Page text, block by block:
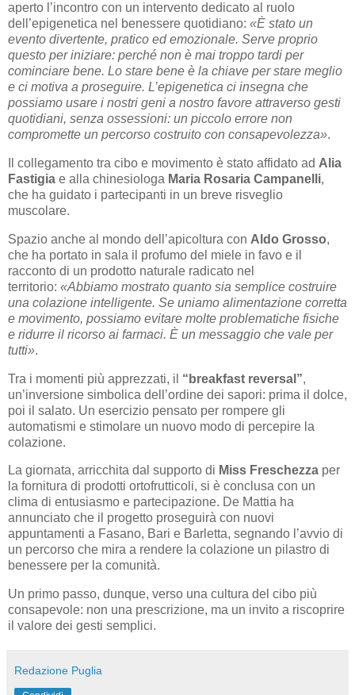
aperto l’incontro con un intervento dedicato al ruolo
dell’epigenetica nel benessere quotidiano: «È stato un
evento divertente, pratico ed emozionale. Serve proprio
questo per iniziare: perché non è mai troppo tardi per
cominciare bene. Lo stare bene è la chiave per stare meglio
e ci motiva a proseguire. L’epigenetica ci insegna che
possiamo usare i nostri geni a nostro favore attraverso gesti
quotidiani, senza ossessioni: un piccolo errore non
compromette un percorso costruito con consapevolezza».
Il collegamento tra cibo e movimento è stato affidato ad Alia
Fastigia e alla chinesiologa Maria Rosaria Campanelli,
che ha guidato i partecipanti in un breve risveglio
muscolare.
Spazio anche al mondo dell’apicoltura con Aldo Grosso,
che ha portato in sala il profumo del miele in favo e il
racconto di un prodotto naturale radicato nel
territorio: «Abbiamo mostrato quanto sia semplice costruire
una colazione intelligente. Se uniamo alimentazione corretta
e movimento, possiamo evitare molte problematiche fisiche
e ridurre il ricorso ai farmaci. È un messaggio che vale per
tutti».
Tra i momenti più apprezzati, il “breakfast reversal”,
un’inversione simbolica dell’ordine dei sapori: prima il dolce,
poi il salato. Un esercizio pensato per rompere gli
automatismi e stimolare un nuovo modo di percepire la
colazione.
La giornata, arricchita dal supporto di Miss Freschezza per
la fornitura di prodotti ortofrutticoli, si è conclusa con un
clima di entusiasmo e partecipazione. De Mattia ha
annunciato che il progetto proseguirà con nuovi
appuntamenti a Fasano, Bari e Barletta, segnando l’avvio di
un percorso che mira a rendere la colazione un pilastro di
benessere per la comunità.
Un primo passo, dunque, verso una cultura del cibo più
consapevole: non una prescrizione, ma un invito a riscoprire
il valore dei gesti semplici.
Redazione Puglia